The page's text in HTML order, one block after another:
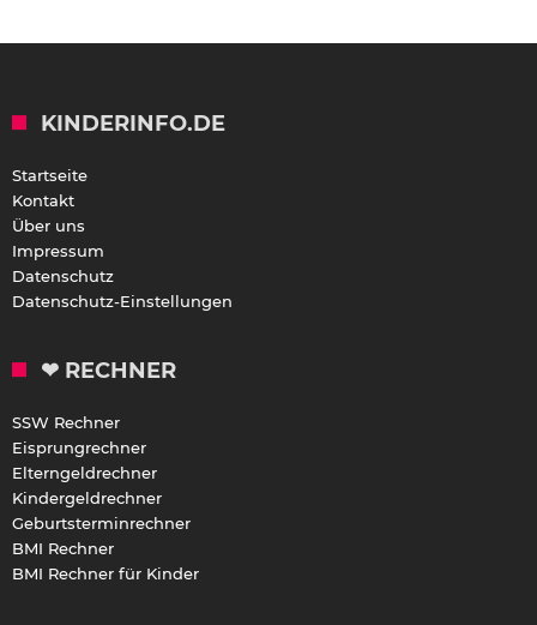
KINDERINFO.DE
Startseite
Kontakt
Über uns
Impressum
Datenschutz
Datenschutz-Einstellungen
❤ RECHNER
SSW Rechner
Eisprungrechner
Elterngeldrechner
Kindergeldrechner
Geburtsterminrechner
BMI Rechner
BMI Rechner für Kinder